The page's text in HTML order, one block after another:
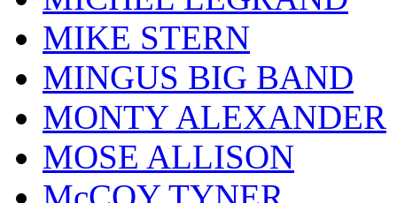
MIKE STERN
MINGUS BIG BAND
MONTY ALEXANDER
MOSE ALLISON